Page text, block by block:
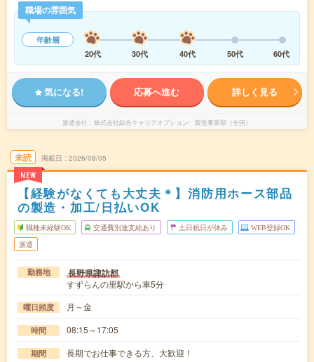
職場の雰囲気
年齢層
20代
30代 40代 50代 60代
気になる! 応募へ進む 詳しく見る
派遣会社 株式会社綜合キャリアオプション 製造事業部（全国）
未読
NEW
掲載日 2026/08/05
【経験がなくても大丈夫＊】消防用ホース部品
の製造・加工/日払いOK
職種未経験OK 交通費別途支給あり 土日祝日が休み WEB登録OK
派遣
勤務地 長野県諏訪郡
すずらんの里駅から車5分
曜日頻度 月～金
時間 08:15～17:05
期間 長期でお仕事できる方、大歓迎！